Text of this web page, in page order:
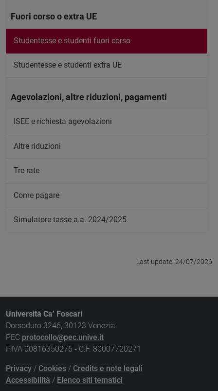
Fuori corso o extra UE
Studentesse e studenti fuori corso
Studentesse e studenti extra UE
Agevolazioni, altre riduzioni, pagamenti
ISEE e richiesta agevolazioni
Altre riduzioni
Tre rate
Come pagare
Simulatore tasse a.a. 2024/2025
Last update: 24/07/2026
Università Ca’ Foscari
Dorsoduro 3246, 30123 Venezia
PEC protocollo@pec.unive.it
P.IVA 00816350276 - C.F. 80007720271
Privacy / Cookies / Credits e note legali
Accessibilità / Elenco siti tematici